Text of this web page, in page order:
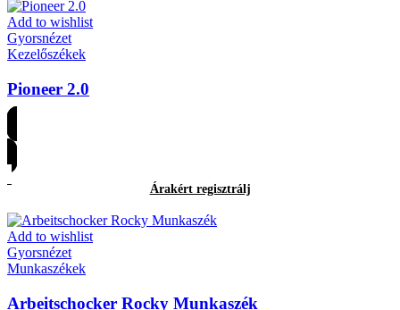
Add to wishlist
Gyorsnézet
Kezelőszékek
Pioneer 2.0
Árakért regisztrálj
Add to wishlist
Gyorsnézet
Munkaszékek
Arbeitschocker Rocky Munkaszék